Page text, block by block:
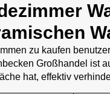
zu kaufen
Großhandel ist
hat, effektiv